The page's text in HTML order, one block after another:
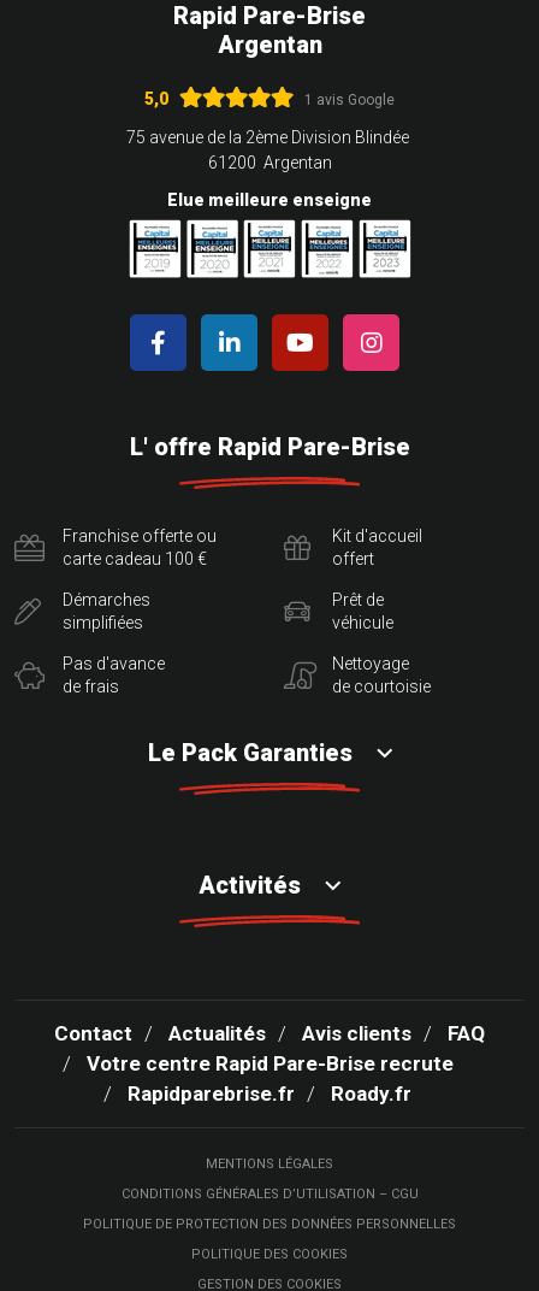
Rapid Pare-Brise
Argentan
5,0 1 avis Google
75 avenue de la 2ème Division Blindée
61200 Argentan
Elue meilleure enseigne
L' offre Rapid Pare-Brise
Franchise offerte ou
carte cadeau 100 €
Démarches
simplifiées
Pas d'avance
de frais
Kit d'accueil
offert
Prêt de
véhicule
Nettoyage
de courtoisie
Le Pack Garanties
Activités
Contact Actualités Avis clients
FAQ
Votre centre Rapid Pare-Brise recrute
Rapidparebrise.fr
Roady.fr
MENTIONS LÉGALES
CONDITIONS GÉNÉRALES D’UTILISATION – CGU
POLITIQUE DE PROTECTION DES DONNÉES PERSONNELLES
POLITIQUE DES COOKIES
GESTION DES COOKIES